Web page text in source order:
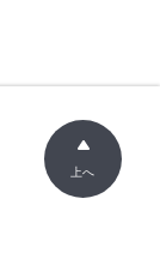
上へ